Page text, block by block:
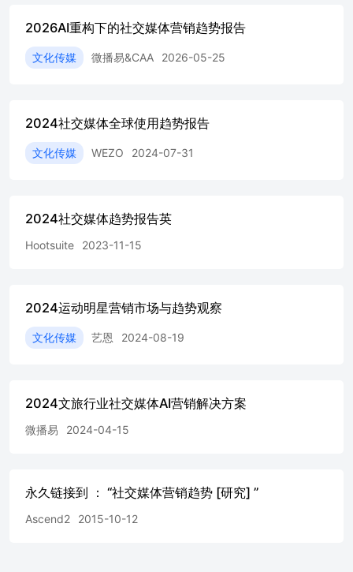
博烧烤 泉州非遗簪花 延边朝鲜族服饰 超20万人“进淄复烤
话 题“没 错 我 也 喜 欢延边”11亿次播放 61天接待271万人
次 接待游客8600多万人次比增54% 旅游相关内容需求量
计，过去一年小红书用户已经Walk出了200万+公里，相当
于绕地球16圈。 TOP2北京 TOP1上海TOP1上海 TOP3香港
Citywalk话题阅读量超1.6亿Citywalk话题阅读量超1.6亿
Citywalk话题阅读量超9147万 Citywalk话题阅读量超3500万
食、人文一同展示 以大学生、职场新青年为主的“极限打
行”造势 本地官媒发声，为地区热度制造正确的舆论导向，
POI搜索指数+386% 以城市名片突破圈层 紧接着2024年3月
甘肃天水同样接住“泼天的富贵”，一个月74个热搜，获赞
4865万，评论592万。同月淄博烧烤热度再次飙升。 2.链接
力 1.城市实力 情绪链接 设施+服务 @越牛新闻鄂 伦 春 族
哈 尔 滨 为 南 方 游 客铺设地毯 3.连续力 4.定力 话题密度
淄博烧烤后厨有多忙淄博文旅局局长淄博有求必应淄博185
用户数量达10.12亿人均单日使用时长超2.5小时 快手短剧日
活用户数2.7亿短剧品牌复购率38% 2024年 微短剧市场规模
2026AI重构下的社交媒体营销趋势报告
文化传媒 微播易&CAA 2026-05-25
2024社交媒体全球使用趋势报告
文化传媒 WEZO 2024-07-31
2024社交媒体趋势报告英
Hootsuite 2023-11-15
2024运动明星营销市场与趋势观察
文化传媒 艺恩 2024-08-19
2024文旅行业社交媒体AI营销解决方案
微播易 2024-04-15
永久链接到 ： “社交媒体营销趋势 [研究] ”
Ascend2 2015-10-12